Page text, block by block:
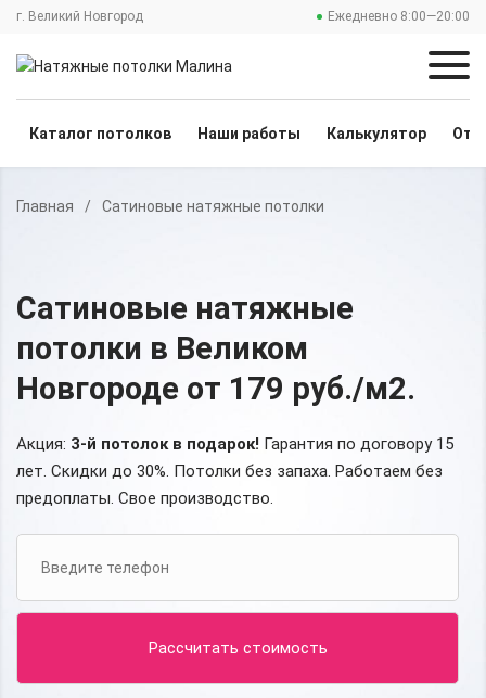
г. Великий Новгород Ежедневно 8:00—20:00
Каталог потолков Наши работы Калькулятор
Главная / Сатиновые натяжные потолки
Сатиновые натяжные
потолки в Великом
Новгороде от 179 руб./м2.
Акция: 3-й потолок в подарок! Гарантия по договору 15
лет. Скидки до 30%. Потолки без запаха. Работаем без
предоплаты. Свое производство.